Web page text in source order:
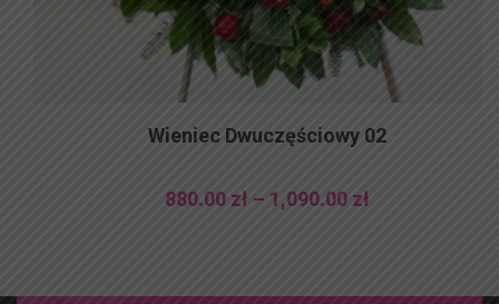
Wieniec Dwuczęściowy 02
880.00 zł – 1,090.00 zł